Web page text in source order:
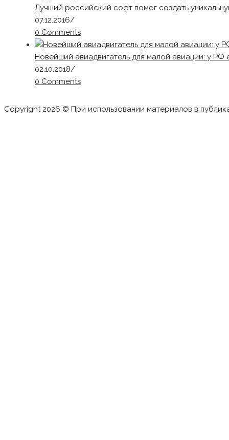
Лучший российский софт помог создать
07.12.2016/
0 Comments
Новейший авиадвигатель для малой авиации: у РФ
02.10.2018/
0 Comments
Copyright 2026 © При использовании материалов в